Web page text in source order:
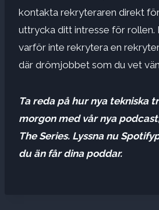
kontakta rekryteraren direkt
uttrycka ditt intresse för rollen.
varför inte rekrytera en
där drömjobbet som du vet
Ta reda på hur nya tekniska
morgon med vår nya
The Series. Lyssna nu Spotify
du än får dina poddar.